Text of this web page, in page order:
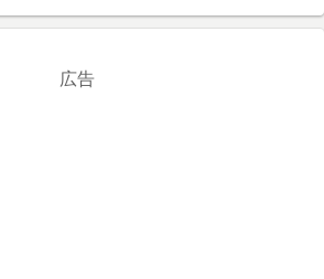
広告